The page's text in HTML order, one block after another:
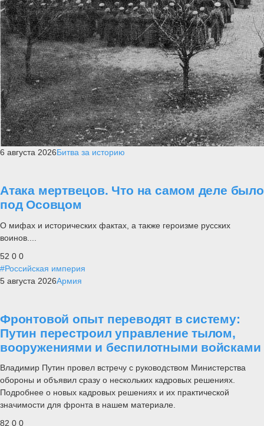
6 августа 2026Битва за историю
Атака мертвецов. Что на самом деле было
под Осовцом
О мифах и исторических фактах, а также героизме русских
воинов....
52 0 0
#Российская империя
5 августа 2026Армия
Фронтовой опыт переводят в систему:
Путин перестроил управление тылом,
вооружениями и беспилотными войсками
Владимир Путин провел встречу с руководством Министерства
обороны и объявил сразу о нескольких кадровых решениях.
Подробнее о новых кадровых решениях и их практической
значимости для фронта в нашем материале.
82 0 0